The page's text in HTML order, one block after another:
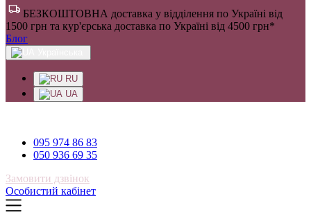
БЕЗКОШТОВНА доставка у відділення по Україні від
1500 грн та кур'єрська доставка по Україні від 4500 грн*
Блог
RU
UA
095 974 86 83
050 936 69 35
Замовити дзвінок
Особистий кабінет